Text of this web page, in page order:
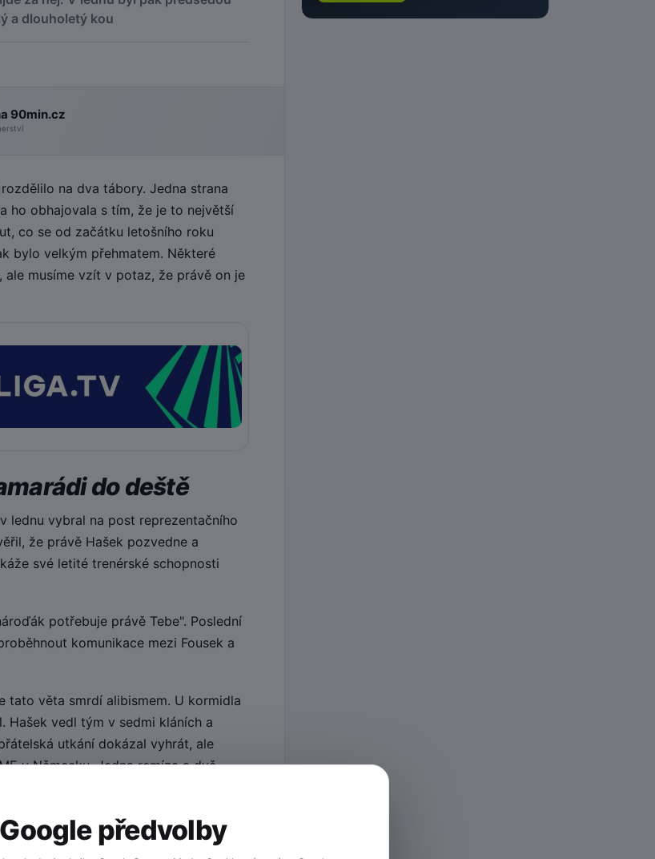
a dlouholetý kou
90min.cz
na dva tábory. Jedna strana
ho obhajovala s tím, že je to největší
co se od začátku letošního roku
bylo velkým přehmatem. Některé
ale musíme vzít v potaz, že právě on je
do deště
lednu vybral na post reprezentačního
že právě Hašek pozvedne a
své letité trenérské schopnosti
potřebuje právě Tebe". Poslední
komunikace mezi Fousek a
tato věta smrdí alibismem. U kormidla
Hašek vedl tým v sedmi kláních a
utkání dokázal vyhrát, ale
v Německu. Jedna remíza a dvě
předvolby